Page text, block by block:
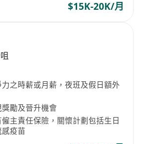
$15K-20K/月
之時薪或月薪，夜班及假日額外
勵及晉升機會
主責任保險，關懷計劃包括生日
疫苗